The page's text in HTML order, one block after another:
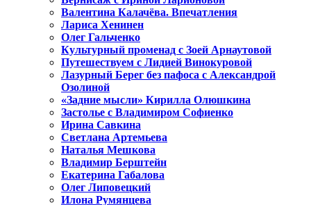
Валентина Калачёва. Впечатления
Лариса Хенинен
Олег Гальченко
Культурный променад с Зоей Арнаутовой
Путешествуем с Лидией Винокуровой
Лазурный Берег без пафоса с Александрой
Озолиной
«Задние мысли» Кирилла Олюшкина
Застолье с Владимиром Софиенко
Ирина Савкина
Светлана Артемьева
Наталья Мешкова
Владимир Берштейн
Екатерина Габалова
Олег Липовецкий
Илона Румянцева